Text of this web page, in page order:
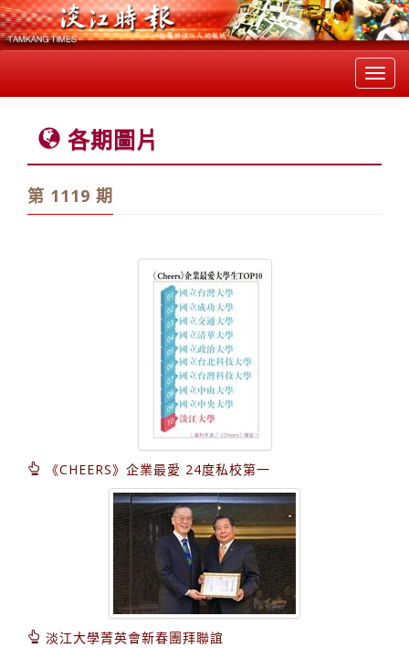
各期圖片
第 1119 期
《CHEERS》企業最愛 24度私校第一
淡江大學菁英會新春團拜聯誼